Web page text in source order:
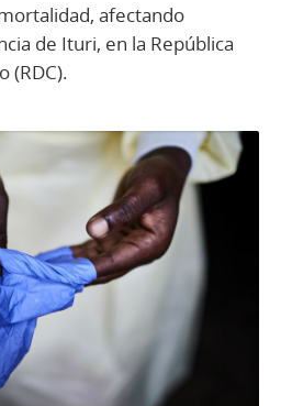
afectando
de Ituri, en la República
(RDC).